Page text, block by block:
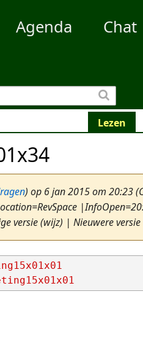
Agenda Chat
Lezen
) op 6 jan 2015 om 20:23
versie (wijz) | Nieuwere